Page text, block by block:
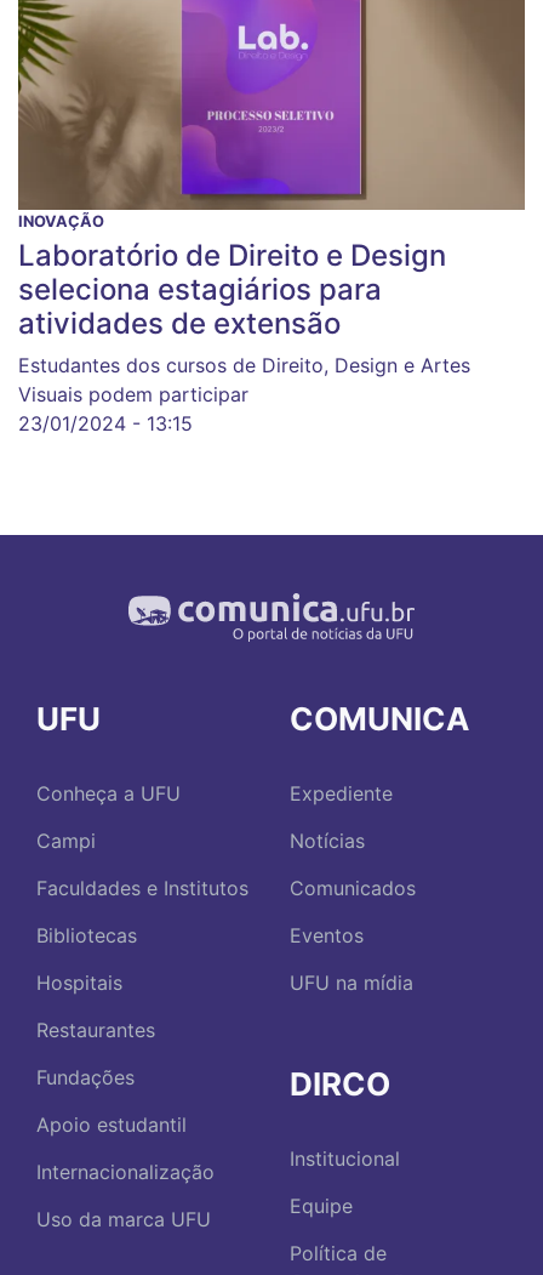
INOVAÇÃO
Laboratório de Direito e Design
seleciona estagiários para
atividades de extensão
Estudantes dos cursos de Direito, Design e Artes
Visuais podem participar
23/01/2024 - 13:15
UFU
Conheça a UFU
Campi
Faculdades e Institutos
Bibliotecas
Hospitais
Restaurantes
Fundações
Apoio estudantil
Internacionalização
Uso da marca UFU
COMUNICA
Expediente
Notícias
Comunicados
Eventos
UFU na mídia
DIRCO
Institucional
Equipe
Política de